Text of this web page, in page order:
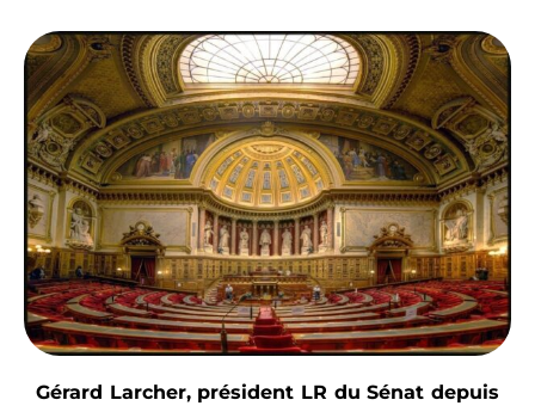
Gérard Larcher, président LR du Sénat depuis